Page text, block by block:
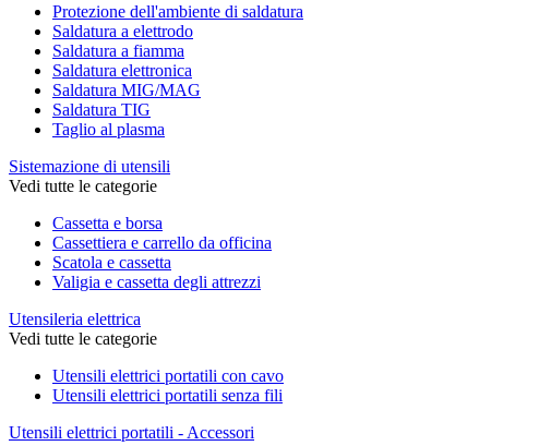
Protezione dell'ambiente di saldatura
Saldatura a elettrodo
Saldatura a fiamma
Saldatura elettronica
Saldatura MIG/MAG
Saldatura TIG
Taglio al plasma
Sistemazione di utensili
Vedi tutte le categorie
Cassetta e borsa
Cassettiera e carrello da officina
Scatola e cassetta
Valigia e cassetta degli attrezzi
Utensileria elettrica
Vedi tutte le categorie
Utensili elettrici portatili con cavo
Utensili elettrici portatili senza fili
Utensili elettrici portatili - Accessori